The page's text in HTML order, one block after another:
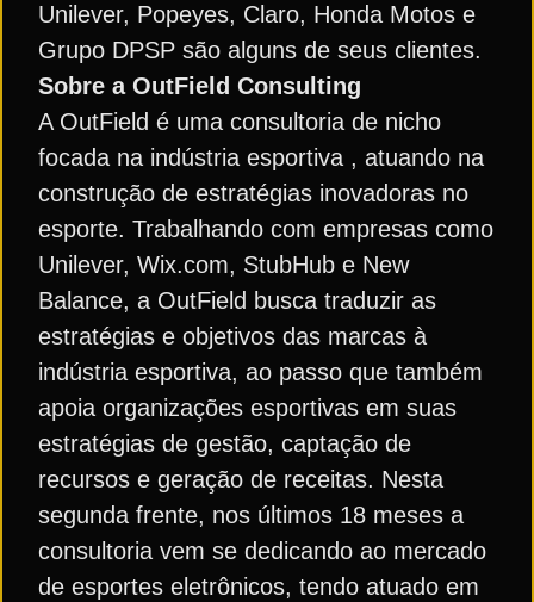
Unilever, Popeyes, Claro, Honda Motos e
Grupo DPSP são alguns de seus clientes.
Sobre a OutField Consulting
A OutField é uma consultoria de nicho
focada na indústria esportiva , atuando na
construção de estratégias inovadoras no
esporte. Trabalhando com empresas como
Unilever, Wix.com, StubHub e New
Balance, a OutField busca traduzir as
estratégias e objetivos das marcas à
indústria esportiva, ao passo que também
apoia organizações esportivas em suas
estratégias de gestão, captação de
recursos e geração de receitas. Nesta
segunda frente, nos últimos 18 meses a
consultoria vem se dedicando ao mercado
de esportes eletrônicos, tendo atuado em